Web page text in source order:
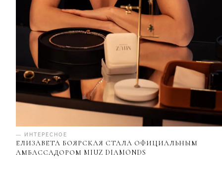
— ИНТЕРЕСНОЕ
ЕЛИЗАВЕТА БОЯРСКАЯ СТАЛА ОФИЦИАЛЬНЫМ
АМБАССАДОРОМ MIUZ DIAMONDS